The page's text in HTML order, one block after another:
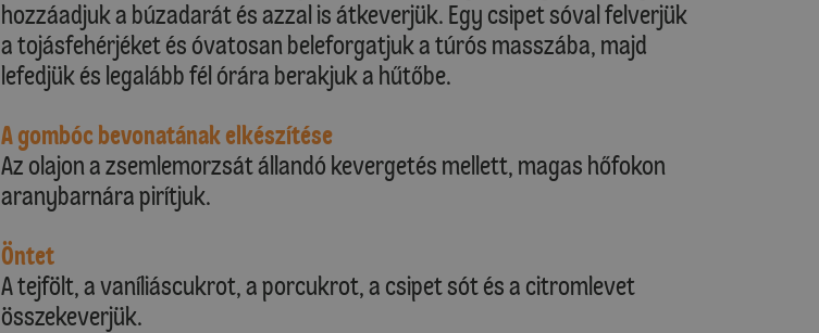
hozzáadjuk a búzadarát és azzal is átkeverjük. Egy csipet sóval felverjük
a tojásfehérjéket és óvatosan beleforgatjuk a túrós masszába, majd
lefedjük és legalább fél órára berakjuk a hűtőbe.
A gombóc bevonatának elkészítése
Az olajon a zsemlemorzsát állandó kevergetés mellett, magas hőfokon
aranybarnára pirítjuk.
Öntet
A tejfölt, a vaníliáscukrot, a porcukrot, a csipet sót és a citromlevet
összekeverjük.